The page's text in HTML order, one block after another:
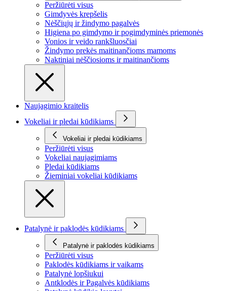
Peržiūrėti visus
Gimdyvės krepšelis
Nėščiųjų ir žindymo pagalvės
Higiena po gimdymo ir pogimdyminės priemonės
Vonios ir veido rankšluosčiai
Žindymo prekės maitinančioms mamoms
Naktiniai nėščiosioms ir maitinančioms
Naujagimio kraitelis
Vokeliai ir pledai kūdikiams
Vokeliai ir pledai kūdikiams
Peržiūrėti visus
Vokeliai naujagimiams
Pledai kūdikiams
Žieminiai vokeliai kūdikiams
Patalynė ir paklodės kūdikiams
Patalynė ir paklodės kūdikiams
Peržiūrėti visus
Paklodės kūdikiams ir vaikams
Patalynė lopšiukui
Antklodės ir Pagalvės kūdikiams